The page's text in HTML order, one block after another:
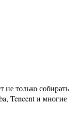
только собирать
Tencent и многие